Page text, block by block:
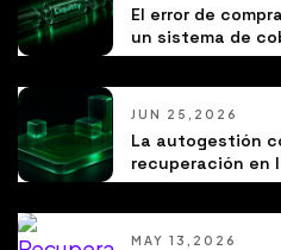
El error de
un sistema de
JUN 25,2026
La autogestión
recuperación en
MAY 13,2026